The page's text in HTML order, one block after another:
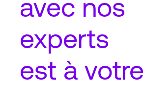
avec nos
experts
est à votre